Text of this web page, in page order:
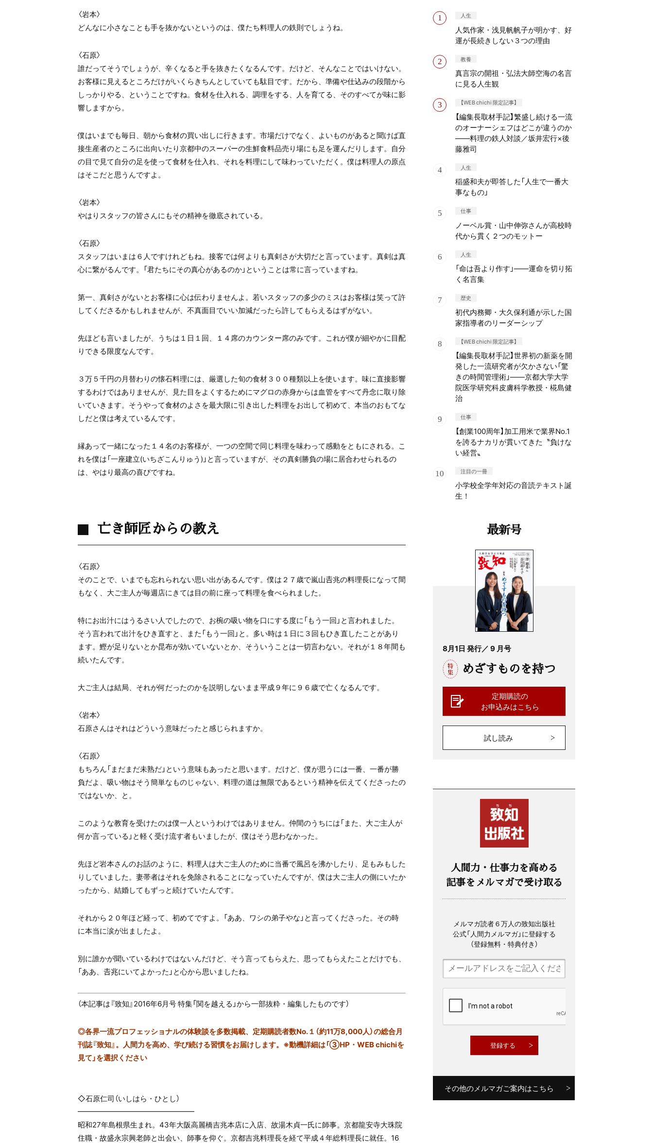
〈岩本〉
どんなに小さなことも手を抜かないというのは、僕たち料理人の鉄則でしょうね。
〈石原〉
誰だってそうでしょうが、辛くなると手を抜きたくなるんです。だけど、そんなことではいけない。
お客様に見えるところだけがいくらきちんとしていても駄目です。だから、準備や仕込みの段階から
しっかりやる、ということですね。食材を仕入れる、調理をする、人を育てる、そのすべてが味に影
響しますから。
僕はいまでも毎日、朝から食材の買い出しに行きます。市場だけでなく、よいものがあると聞けば直
接生産者のところに出向いたり京都中のスーパーの生鮮食料品売り場にも足を運んだりします。自分
の目で見て自分の足を使って食材を仕入れ、それを料理にして味わっていただく。僕は料理人の原点
はそこだと思うんですよ。
〈岩本〉
やはりスタッフの皆さんにもその精神を徹底されている。
〈石原〉
スタッフはいまは６人ですけれどもね。接客では何よりも真剣さが大切だと言っています。真剣は真
心に繋がるんです。「君たちにその真心があるのか」ということは常に言っていますね。
第一、真剣さがないとお客様に心は伝わりませんよ。若いスタッフの多少のミスはお客様は笑って許
してくださるかもしれませんが、不真面目でいい加減だったら許してもらえるはずがない。
先ほども言いましたが、うちは１日１回、１４席のカウンター席のみです。これが僕が細やかに目配
りできる限度なんです。
３万５千円の月替わりの懐石料理には、厳選した旬の食材３００種類以上を使います。味に直接影響
するわけではありませんが、見た目をよくするためにマグロの赤身からは血管をすべて丹念に取り除
いていきます。そうやって食材のよさを最大限に引き出した料理をお出して初めて、本当のおもてな
しだと僕は考えているんです。
縁あって一緒になった１４名のお客様が、一つの空間で同じ料理を味わって感動をともにされる。こ
れを僕は「一座建立(いちざこんりゅう)」と言っていますが、その真剣勝負の場に居合わせられるの
は、やはり最高の喜びですね。
亡き師匠からの教え
〈石原〉
そのことで、いまでも忘れられない思い出があるんです。僕は２７歳で嵐山𠮷兆の料理長になって間
もなく、大ご主人が毎週店にきては目の前に座って料理を食べられました。
特にお出汁にはうるさい人でしたので、お椀の吸い物を口にする度に「もう一回」と言われました。
そう言われて出汁をひき直すと、また「もう一回」と。多い時は１日に３回もひき直したことがあり
ます。鰹が足りないとか昆布が効いていないとか、そういうことは一切言わない。それが１８年間も
続いたんです。
大ご主人は結局、それが何だったのかを説明しないまま平成９年に９６歳で亡くなるんです。
〈岩本〉
石原さんはそれはどういう意味だったと感じられますか。
〈石原〉
もちろん「まだまだ未熟だ」という意味もあったと思います。だけど、僕が思うには一番、一番が勝
負だよ、吸い物はそう簡単なものじゃない、料理の道は無限であるという精神を伝えてくださったの
ではないか、と。
このような教育を受けたのは僕一人というわけではありません。仲間のうちには「また、大ご主人が
何か言っている」と軽く受け流す者もいましたが、僕はそう思わなかった。
先ほど岩本さんのお話のように、料理人は大ご主人のために当番で風呂を沸かしたり、足もみもした
りしていました。妻帯者はそれを免除されることになっていたんですが、僕は大ご主人の側にいたか
ったから、結婚してもずっと続けていたんです。
それから２０年ほど経って、初めてですよ。「ああ、ワシの弟子やな」と言ってくださった。その時
に本当に涙が出ましたよ。
別に誰かが聞いているわけではないんだけど、そう言ってもらえた、思ってもらえたことだけでも、
「ああ、𠮷兆にいてよかった」と心から思いましたね。
（本記事は『致知』2016年6月号 特集「関を越える」から一部抜粋・編集したものです）
◎各界一流プロフェッショナルの体験談を多数掲載、定期購読者数No.１（約11万8,000人）の総合月
刊誌『致知』。人間力を高め、学び続ける習慣をお届けします。※動機詳細は「③HP・WEB chichiを
見て」を選択ください
◇石原仁司（いしはら・ひとし）
━━━━━━━━━━━━━━━━
昭和27年島根県生まれ。43年大阪高麗橋吉兆本店に入店、故湯木貞一氏に師事。京都龍安寺大珠院
住職・故盛永宗興老師と出会い、師事を仰ぐ。京都吉兆料理長を経て平成４年総料理長に就任。16
人生
人気作家・浅見帆帆子が明かす、好
運が長続きしない３つの理由
教養
真言宗の開祖・弘法大師空海の名言
に見る人生観
【WEB chichi 限定記事】
【編集長取材手記】繁盛し続ける一流
のオーナーシェフはどこが違うのか
——料理の鉄人対談／坂井宏行×後
藤雅司
人生
稲盛和夫が即答した「人生で一番大
事なもの」
仕事
ノーベル賞・山中伸弥さんが高校時
代から貫く２つのモットー
人生
「命は吾より作す」——運命を切り拓
く名言集
歴史
初代内務卿・大久保利通が示した国
家指導者のリーダーシップ
【WEB chichi 限定記事】
【編集長取材手記】世界初の新薬を開
発した一流研究者が欠かさない「驚
きの時間管理術」——京都大学大学
院医学研究科皮膚科学教授・椛島健
治
仕事
【創業100周年】加工用米で業界No.1
を誇るナカリが貫いてきた〝負けな
い経営〟
注目の一冊
小学校全学年対応の音読テキスト誕
生！
最新号
8月1日 発行／ 9 月号
めざすものを持つ
定期購読の
お申込みはこちら
試し読み
人間力・仕事力を高める
記事をメルマガで受け取る
メルマガ読者６万人の致知出版社
公式「人間力メルマガ」に登録する
（登録無料・特典付き）
その他のメルマガご案内はこちら